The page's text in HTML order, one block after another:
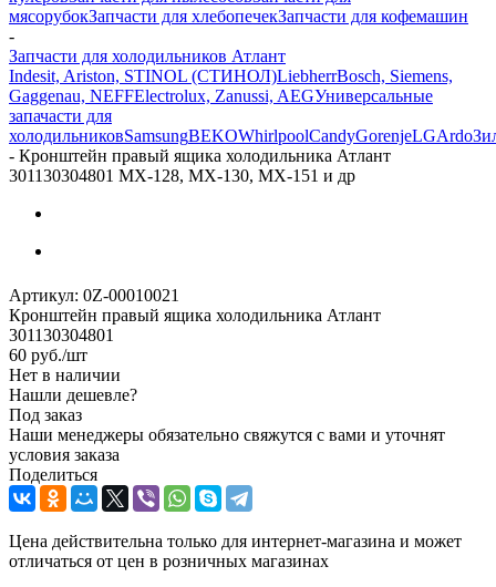
мясорубокЗапчасти для хлебопечекЗапчасти для кофемашин
-
Запчасти для холодильников Атлант
Indesit, Ariston, STINOL (СТИНОЛ)LiebherrBosch, Siemens,
Gaggenau, NEFFElectrolux, Zanussi, AEGУниверсальные
запачасти для
холодильниковSamsungBEKOWhirlpoolCandyGorenjeLGArdo
- Кронштейн правый ящика холодильника Атлант
301130304801 МХ-128, МХ-130, МХ-151 и др
Артикул: 0Z-00010021
Кронштейн правый ящика холодильника Атлант
301130304801
60 руб./шт
Нет в наличии
Нашли дешевле?
Под заказ
Наши менеджеры обязательно свяжутся с вами и уточнят
условия заказа
Поделиться
Цена действительна только для интернет-магазина и может
отличаться от цен в розничных магазинах